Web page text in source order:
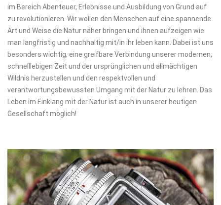
im Bereich Abenteuer, Erlebnisse und Ausbildung von Grund auf
zu revolutionieren. Wir wollen den Menschen auf eine spannende
Art und Weise die Natur näher bringen und ihnen aufzeigen wie
man langfristig und nachhaltig mit/in ihr leben kann. Dabei ist uns
besonders wichtig, eine greifbare Verbindung unserer modernen,
schnelllebigen Zeit und der ursprünglichen und allmächtigen
Wildnis herzustellen und den respektvollen und
verantwortungsbewussten Umgang mit der Natur zu lehren. Das
Leben im Einklang mit der Natur ist auch in unserer heutigen
Gesellschaft möglich!